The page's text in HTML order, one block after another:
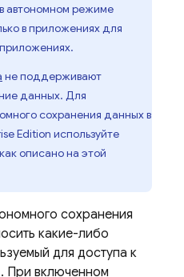
автономном режиме
в приложениях для
не поддерживают
данных. Для
сохранения данных в
Edition используйте
описано на этой
сохранения
какие-либо
для доступа к
. При включенном